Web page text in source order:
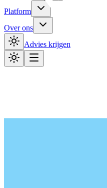
Platform
Over ons
Advies krijgen